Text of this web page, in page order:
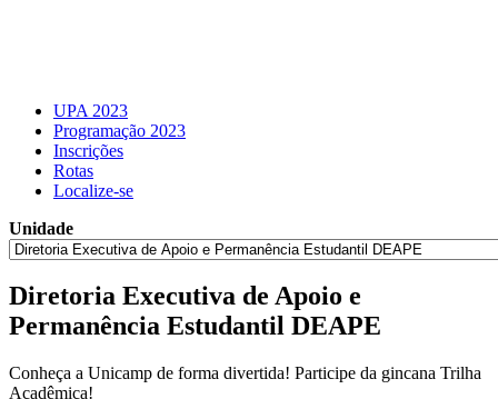
UPA 2023
Programação 2023
Inscrições
Rotas
Localize-se
Unidade
Diretoria Executiva de Apoio e
Permanência Estudantil DEAPE
Conheça a Unicamp de forma divertida! Participe da gincana Trilha
Acadêmica!